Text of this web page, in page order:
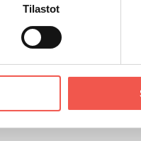
Tilastot